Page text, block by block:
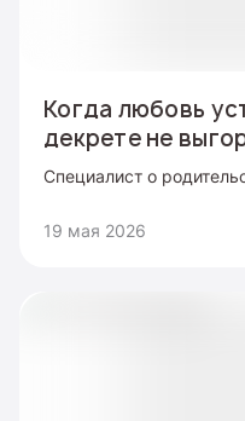
Когда любовь
декрете не
Специалист о
19 мая 2026